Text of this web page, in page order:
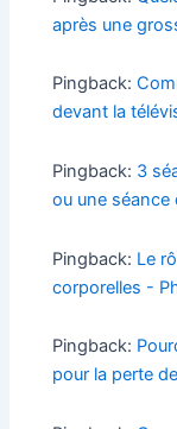
après une
Pingback:
devant la
Pingback: 3
ou une séance
Pingback: Le
corporelles -
Pingback:
pour la perte